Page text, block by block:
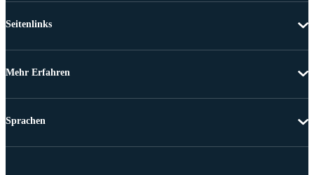
Seitenlinks
Mehr Erfahren
Sprachen